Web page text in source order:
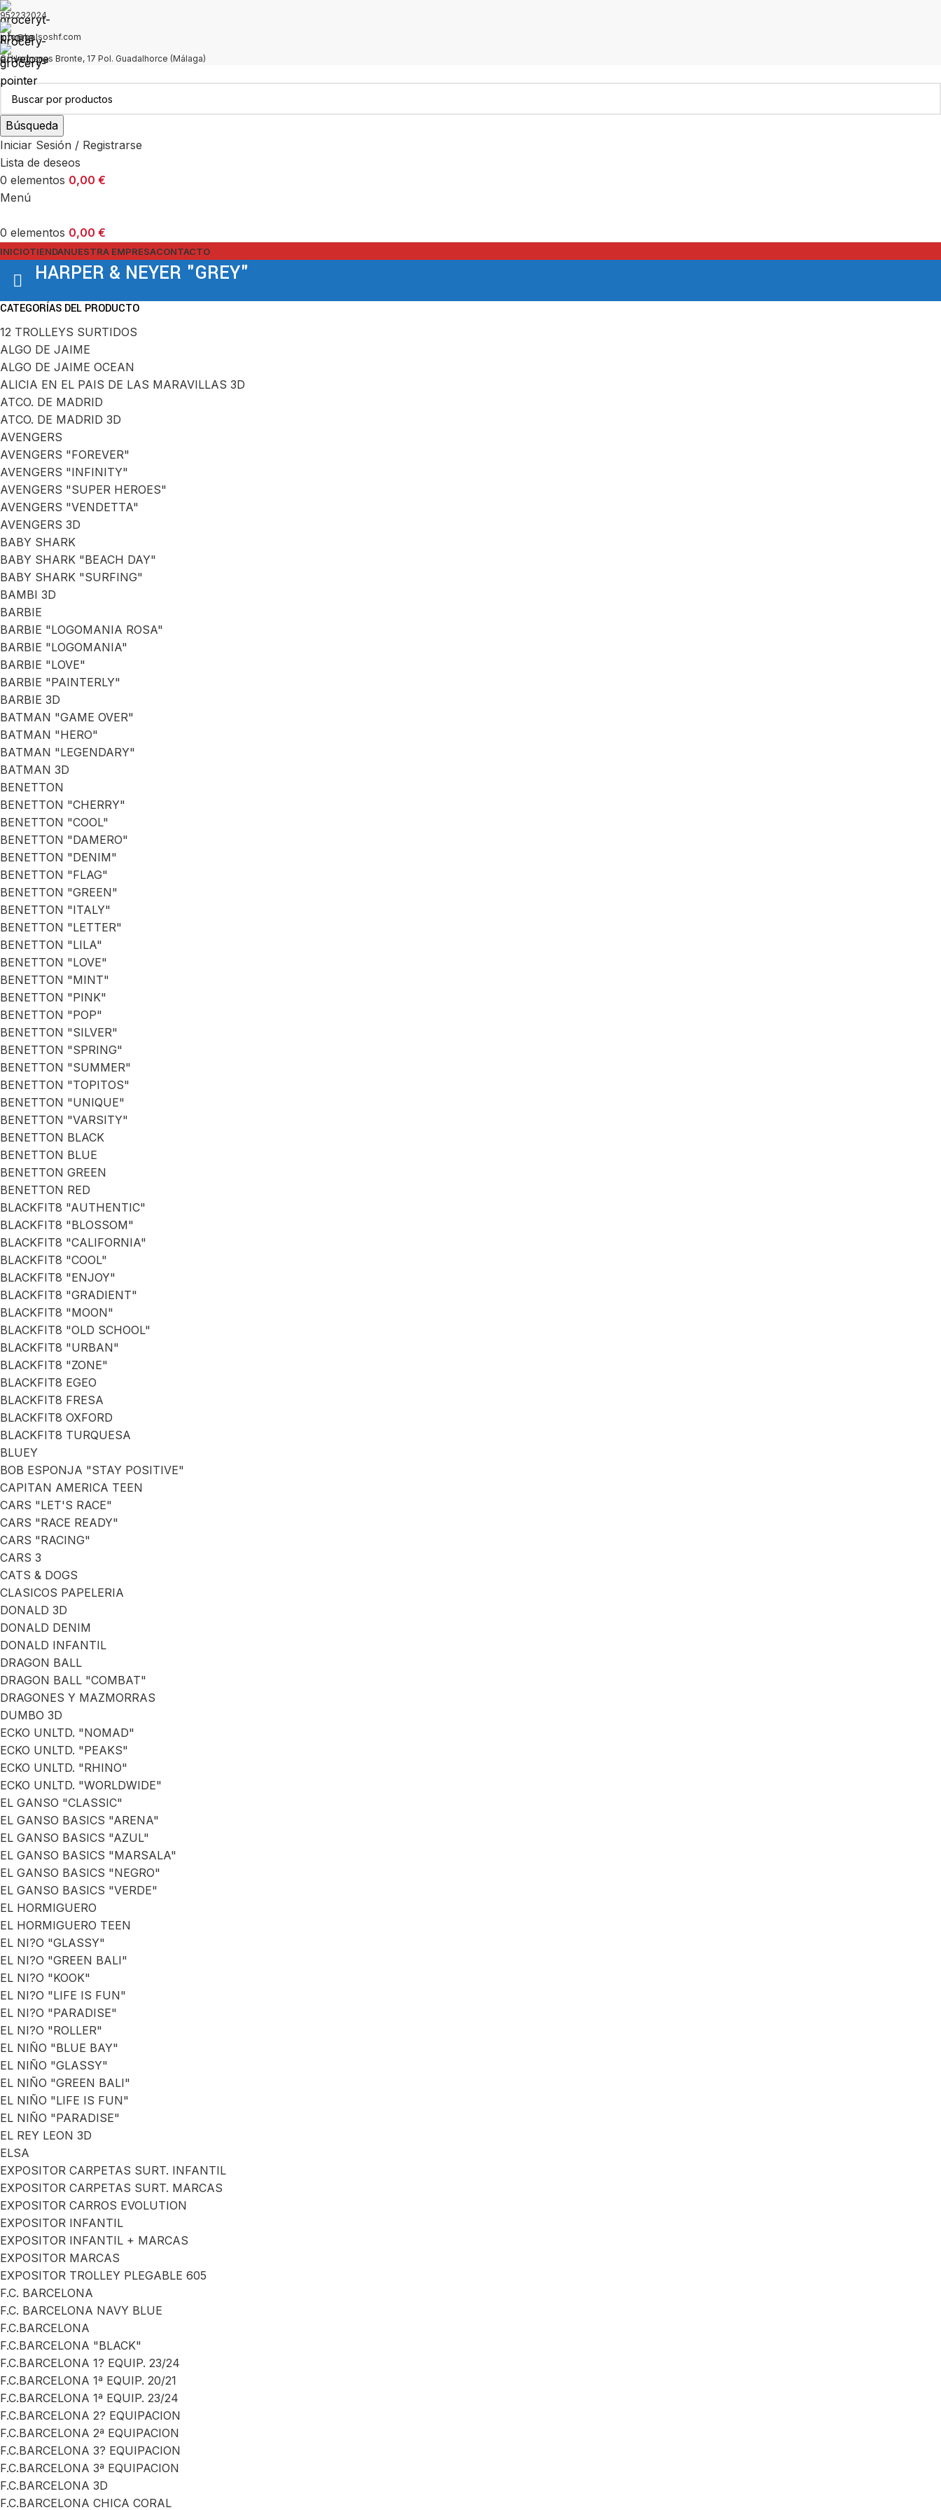
952232024
info@bolsoshf.com
C/ Hermanas Bronte, 17 Pol. Guadalhorce (Málaga)
Búsqueda
Iniciar Sesión / Registrarse
Lista de deseos
0 elementos 0,00 €
Menú
0 elementos 0,00 €
INICIOTIENDANUESTRA EMPRESACONTACTO
HARPER & NEYER "GREY"
CATEGORÍAS DEL PRODUCTO
12 TROLLEYS SURTIDOS
ALGO DE JAIME
ALGO DE JAIME OCEAN
ALICIA EN EL PAIS DE LAS MARAVILLAS 3D
ATCO. DE MADRID
ATCO. DE MADRID 3D
AVENGERS
AVENGERS "FOREVER"
AVENGERS "INFINITY"
AVENGERS "SUPER HEROES"
AVENGERS "VENDETTA"
AVENGERS 3D
BABY SHARK
BABY SHARK "BEACH DAY"
BABY SHARK "SURFING"
BAMBI 3D
BARBIE
BARBIE "LOGOMANIA ROSA"
BARBIE "LOGOMANIA"
BARBIE "LOVE"
BARBIE "PAINTERLY"
BARBIE 3D
BATMAN "GAME OVER"
BATMAN "HERO"
BATMAN "LEGENDARY"
BATMAN 3D
BENETTON
BENETTON "CHERRY"
BENETTON "COOL"
BENETTON "DAMERO"
BENETTON "DENIM"
BENETTON "FLAG"
BENETTON "GREEN"
BENETTON "ITALY"
BENETTON "LETTER"
BENETTON "LILA"
BENETTON "LOVE"
BENETTON "MINT"
BENETTON "PINK"
BENETTON "POP"
BENETTON "SILVER"
BENETTON "SPRING"
BENETTON "SUMMER"
BENETTON "TOPITOS"
BENETTON "UNIQUE"
BENETTON "VARSITY"
BENETTON BLACK
BENETTON BLUE
BENETTON GREEN
BENETTON RED
BLACKFIT8 "AUTHENTIC"
BLACKFIT8 "BLOSSOM"
BLACKFIT8 "CALIFORNIA"
BLACKFIT8 "COOL"
BLACKFIT8 "ENJOY"
BLACKFIT8 "GRADIENT"
BLACKFIT8 "MOON"
BLACKFIT8 "OLD SCHOOL"
BLACKFIT8 "URBAN"
BLACKFIT8 "ZONE"
BLACKFIT8 EGEO
BLACKFIT8 FRESA
BLACKFIT8 OXFORD
BLACKFIT8 TURQUESA
BLUEY
BOB ESPONJA "STAY POSITIVE"
CAPITAN AMERICA TEEN
CARS "LET'S RACE"
CARS "RACE READY"
CARS "RACING"
CARS 3
CATS & DOGS
CLASICOS PAPELERIA
DONALD 3D
DONALD DENIM
DONALD INFANTIL
DRAGON BALL
DRAGON BALL "COMBAT"
DRAGONES Y MAZMORRAS
DUMBO 3D
ECKO UNLTD. "NOMAD"
ECKO UNLTD. "PEAKS"
ECKO UNLTD. "RHINO"
ECKO UNLTD. "WORLDWIDE"
EL GANSO "CLASSIC"
EL GANSO BASICS "ARENA"
EL GANSO BASICS "AZUL"
EL GANSO BASICS "MARSALA"
EL GANSO BASICS "NEGRO"
EL GANSO BASICS "VERDE"
EL HORMIGUERO
EL HORMIGUERO TEEN
EL NI?O "GLASSY"
EL NI?O "GREEN BALI"
EL NI?O "KOOK"
EL NI?O "LIFE IS FUN"
EL NI?O "PARADISE"
EL NI?O "ROLLER"
EL NIÑO "BLUE BAY"
EL NIÑO "GLASSY"
EL NIÑO "GREEN BALI"
EL NIÑO "LIFE IS FUN"
EL NIÑO "PARADISE"
EL REY LEON 3D
ELSA
EXPOSITOR CARPETAS SURT. INFANTIL
EXPOSITOR CARPETAS SURT. MARCAS
EXPOSITOR CARROS EVOLUTION
EXPOSITOR INFANTIL
EXPOSITOR INFANTIL + MARCAS
EXPOSITOR MARCAS
EXPOSITOR TROLLEY PLEGABLE 605
F.C. BARCELONA
F.C. BARCELONA NAVY BLUE
F.C.BARCELONA
F.C.BARCELONA "BLACK"
F.C.BARCELONA 1? EQUIP. 23/24
F.C.BARCELONA 1ª EQUIP. 20/21
F.C.BARCELONA 1ª EQUIP. 23/24
F.C.BARCELONA 2? EQUIPACION
F.C.BARCELONA 2ª EQUIPACION
F.C.BARCELONA 3? EQUIPACION
F.C.BARCELONA 3ª EQUIPACION
F.C.BARCELONA 3D
F.C.BARCELONA CHICA CORAL